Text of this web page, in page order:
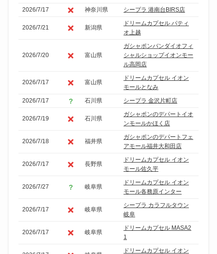
2026/7/17
神奈川県 シープラ 港南台BIRS店
2026/7/21 新潟県
ドリームカプセル パティ
オ上越
2026/7/20 富山県
ガシャポンバンダイオフィ
シャルショップイオンモー
ル高岡店
2026/7/17 富山県
ドリームカプセル イオン
モールとなみ
2026/7/17
石川県 シープラ 金沢片町店
2026/7/19 石川県
ガシャポンのデパートイオ
ンモールかほく店
2026/7/18 福井県
ガシャポンのデパートフェ
アモール福井大和田店
2026/7/17 長野県
ドリームカプセル イオン
モール佐久平
2026/7/27 岐阜県
ドリームカプセル イオン
モール各務原インター
2026/7/17 岐阜県
シープラ カラフルタウン
岐阜
2026/7/17 岐阜県
ドリームカプセル MASA2
1
ドリームカプセル イオン